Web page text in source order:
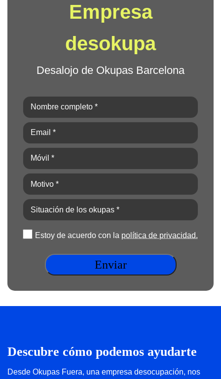
Empresa
desokupa
Desalojo de Okupas Barcelona
Nombre
completo
(Obligatorio)
Email
*
(Obligatorio)
Móvil
*
(Obligatorio)
Motivo
*
(Obligatorio)
Situación
de
los
okupas
(Obligatorio)
Política
privacidad
(Obligatorio)
Estoy de acuerdo con la política de privacidad.
Descubre cómo podemos ayudarte
Desde Okupas Fuera, una empresa desocupación, nos